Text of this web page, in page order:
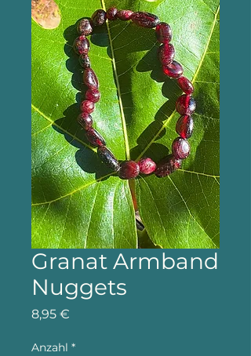
Granat Armband
Nuggets
8,95 €
Anzahl *